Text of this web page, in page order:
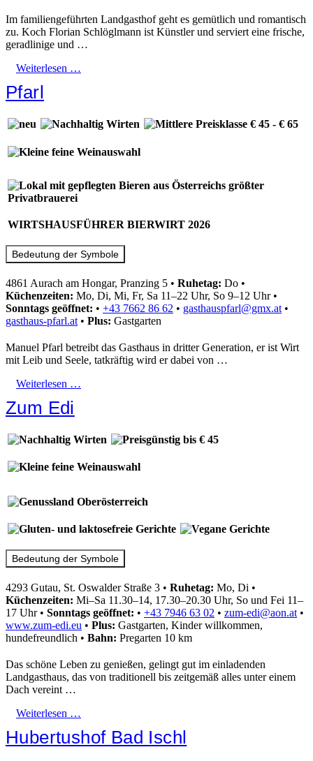
Im familiengeführten Landgasthof geht es gemütlich und romantisch
zu. Koch Florian Schlöglmann ist Künstler und serviert eine frische,
geradlinige und …
Weiterlesen …
Pfarl
WIRTSHAUSFÜHRER BIERWIRT 2026
Bedeutung der Symbole
4861 Aurach am Hongar, Pranzing 5 • Ruhetag: Do •
Küchenzeiten: Mo, Di, Mi, Fr, Sa 11–22 Uhr, So 9–12 Uhr•
Sonntags geöffnet: • +43 7662 86 62 • gasthauspfarl@gmx.at •
gasthaus-pfarl.at • Plus: Gastgarten
Manuel Pfarl betreibt das Gasthaus in dritter Generation, er ist Wirt
mit Leib und Seele, tatkräftig wird er dabei von …
Weiterlesen …
Zum Edi
Bedeutung der Symbole
4293 Gutau, St. Oswalder Straße 3 • Ruhetag: Mo, Di •
Küchenzeiten: Mi–Sa 11.30–14, 17.30–20.30 Uhr, So und Fei 11–
17 Uhr• Sonntags geöffnet: • +43 7946 63 02 • zum-edi@aon.at •
www.zum-edi.eu • Plus: Gastgarten, Kinder willkommen,
hundefreundlich • Bahn: Pregarten 10 km
Das schöne Leben zu genießen, gelingt gut im einladenden
Landgasthaus, das von traditionell bis zeitgemäß alles unter einem
Dach vereint …
Weiterlesen …
Hubertushof Bad Ischl